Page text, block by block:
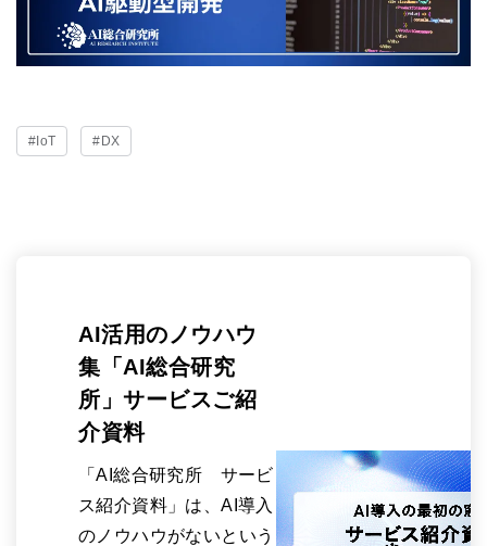
#IoT #DX
AI活用のノウハウ
集「AI総合研究
所」サービスご紹
介資料
「AI総合研究所 サービ
ス紹介資料」は、AI導入
のノウハウがないという